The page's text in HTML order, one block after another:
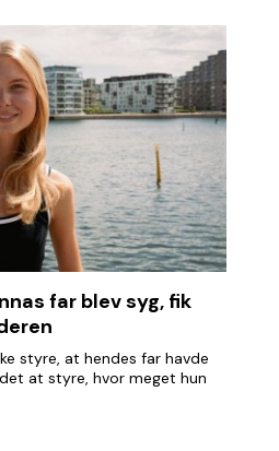
far blev syg, fik
styre, at hendes far havde
at styre, hvor meget hun